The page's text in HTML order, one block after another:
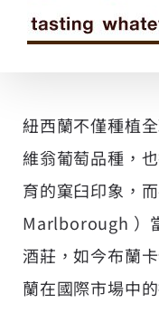
紐西蘭不僅種植
維翁葡萄品種，
育的窠臼印象，
Marlborough ）
酒莊，如今布蘭
蘭在國際市場中